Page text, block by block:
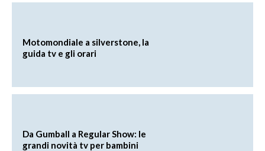
Motomondiale a silverstone, la
guida tv e gli orari
Da Gumball a Regular Show: le
grandi novità tv per bambini